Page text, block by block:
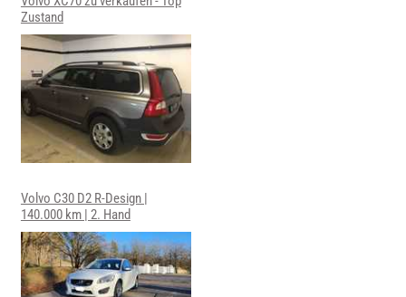
Zustand
Volvo C30 D2 R-Design |
140.000 km | 2. Hand